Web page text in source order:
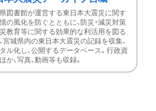
図書館が運営する東日本大震災に関す
の風化を防ぐとともに、防災・減災対策
教育等に関する効果的な利活用を図る
宮城県内の東日本大震災の記録を収集、
ル化し、公開するデータベース。行政資
か、写真、動画等も収録。